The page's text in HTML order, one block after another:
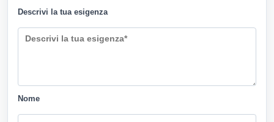
Descrivi la tua esigenza
Nome